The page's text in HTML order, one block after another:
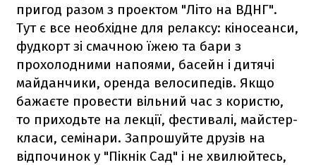
пригод разом з проектом "Літо на ВДНГ".
Тут є все необхідне для релаксу: кіносеанси,
фудкорт зі смачною їжею та бари з
прохолодними напоями, басейн і дитячі
майданчики, оренда велосипедів. Якщо
бажаєте провести вільний час з користю,
то приходьте на лекції, фестивалі, майстер-
класи, семінари. Запрошуйте друзів на
відпочинок у "Пікнік Сад" і не хвилюйтесь,